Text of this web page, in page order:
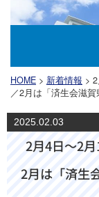
HOME > 新着情報 >
／2月は「済生会滋
2025.02.03
2月4日～2
2月は「済生